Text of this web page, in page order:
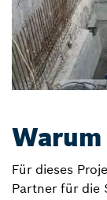
Für dieses
Partner für die